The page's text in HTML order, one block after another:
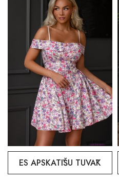
ES APSKATĪŠU TUVĀK